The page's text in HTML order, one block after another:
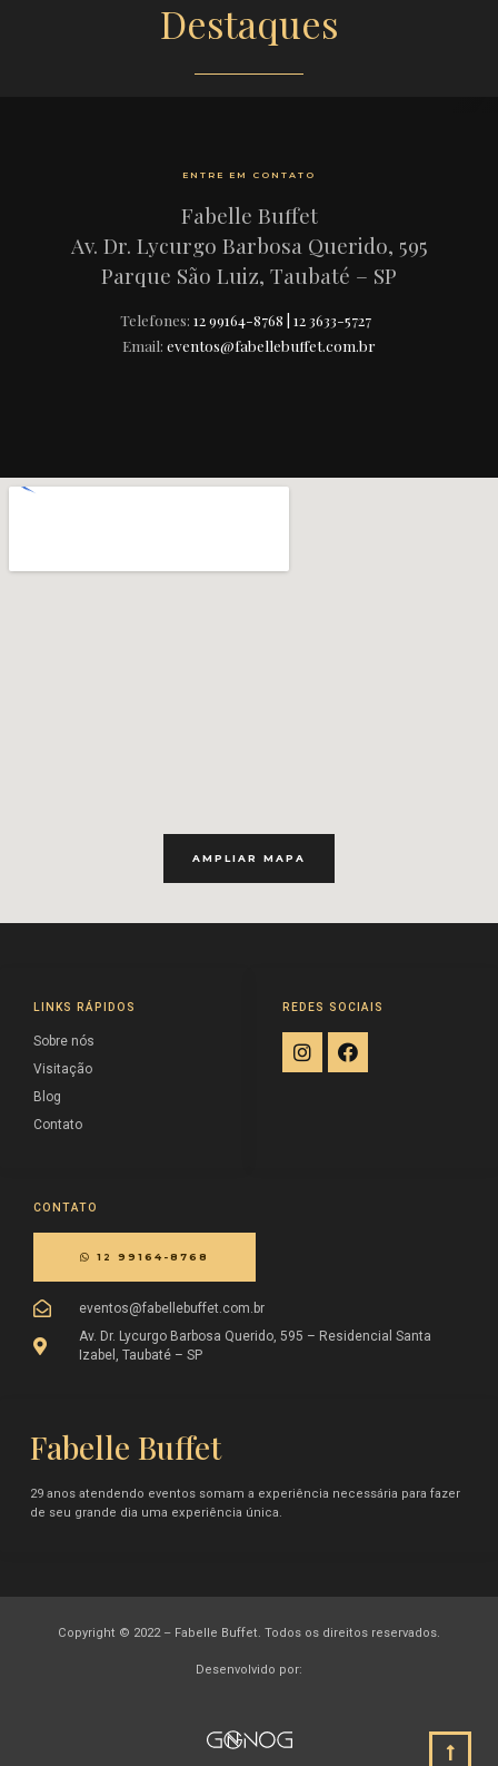
Destaques
ENTRE EM CONTATO
Fabelle Buffet
Av. Dr. Lycurgo Barbosa Querido, 595
Parque São Luiz, Taubaté – SP
Telefones: 12 99164-8768 | 12 3633-5727
Email: eventos@fabellebuffet.com.br
AMPLIAR MAPA
Fabelle Buffet
29 anos atendendo eventos somam a experiência necessária para fazer
de seu grande dia uma experiência única.
CONTATO
12 99164-8768
eventos@fabellebuffet.com.br
Av. Dr. Lycurgo Barbosa Querido, 595 – Residencial Santa
Izabel, Taubaté – SP
REDES SOCIAIS
LINKS RÁPIDOS
Sobre nós
Visitação
Blog
Contato
Copyright © 2022 – Fabelle Buffet. Todos os direitos reservados.
Desenvolvido por: